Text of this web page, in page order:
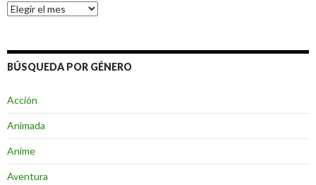
Archivos
BÚSQUEDA POR GÉNERO
Acción
Animada
Anime
Aventura